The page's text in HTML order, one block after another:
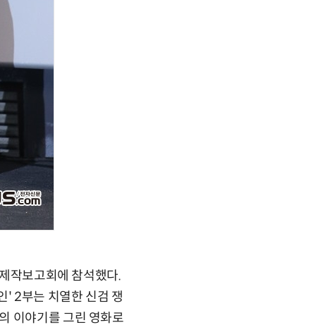
작보고회에 참석했다.
' 2부는 치열한 신검 쟁
이야기를 그린 영화로